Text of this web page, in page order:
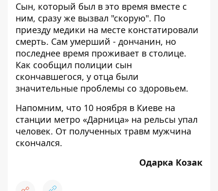
Сын, который был в это время вместе с
ним, сразу же вызвал "скорую". По
приезду медики на месте констатировали
смерть. Сам умерший - дончанин, но
последнее время проживает в столице.
Как сообщил полиции сын
скончавшегося, у отца были
значительные проблемы со здоровьем.
Напомним, что 10 ноября в Киеве на
станции метро «Дарница» на рельсы упал
человек. От полученных травм мужчина
скончался.
Одарка Козак